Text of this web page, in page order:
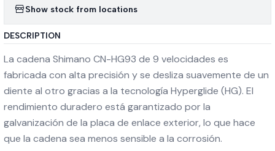
Show stock from locations
DESCRIPTION
La cadena Shimano CN-HG93 de 9 velocidades es
fabricada con alta precisión y se desliza suavemente de un
diente al otro gracias a la tecnología Hyperglide (HG). El
rendimiento duradero está garantizado por la
galvanización de la placa de enlace exterior, lo que hace
que la cadena sea menos sensible a la corrosión.